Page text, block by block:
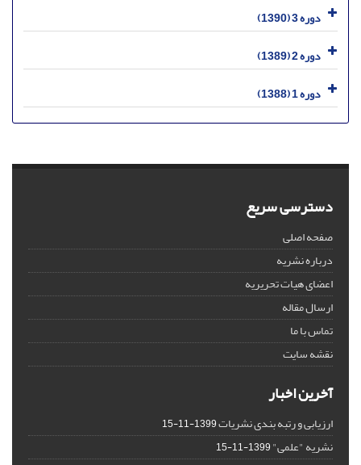
دوره 3 (1390)
دوره 2 (1389)
دوره 1 (1388)
دسترسی سریع
صفحه اصلی
درباره نشریه
اعضای هیات تحریریه
ارسال مقاله
تماس با ما
نقشه سایت
آخرین اخبار
ارزیابی و رتبه بندی نشریات1399-11-15
نشریه "علمی"1399-11-15